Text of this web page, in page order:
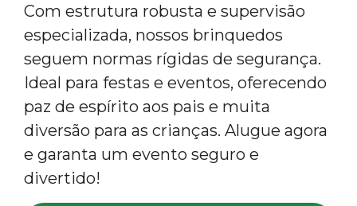
Com estrutura robusta e supervisão
especializada, nossos brinquedos
seguem normas rígidas de segurança.
Ideal para festas e eventos, oferecendo
paz de espírito aos pais e muita
diversão para as crianças. Alugue agora
e garanta um evento seguro e
divertido!